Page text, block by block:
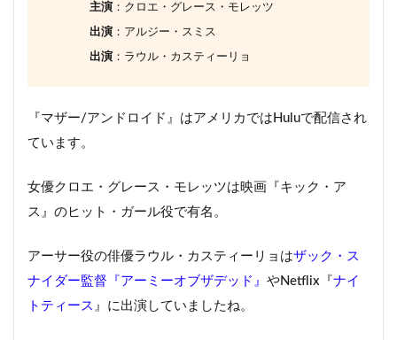
主演 ：クロエ・グレース・モレッツ
出演 ：アルジー・スミス
出演 ：ラウル・カスティーリョ
『マザー/アンドロイド』はアメリカではHuluで配信され
ています。
女優クロエ・グレース・モレッツは映画『キック・ア
ス』のヒット・ガール役で有名。
アーサー役の俳優ラウル・カスティーリョはザック・ス
ナイダー監督『アーミーオブザデッド』 やNetflix『 ナイ
トティース 』に出演していましたね。